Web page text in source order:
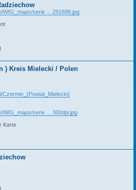
WIG_maps/serie ... 291698.jpg
) Kreis Mielecki / Polen
Czermin_(Powiat_Mielecki)
WIG_maps/serie ... 300dpi.jpg
Karte